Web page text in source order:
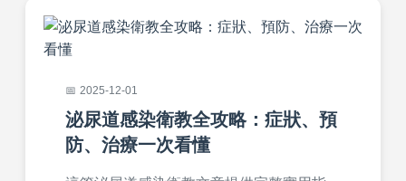
2025-12-01
泌尿道感染衛教全攻略：症狀、預
防、治療一次看懂